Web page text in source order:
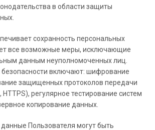
в области защиты
сохранность персональных
все возможные меры, исключающие
данным неуполномоченных лиц.
включают: шифрование
защищенных протоколов передачи
регулярное тестирование систем
копирование данных.
Пользователя могут быть